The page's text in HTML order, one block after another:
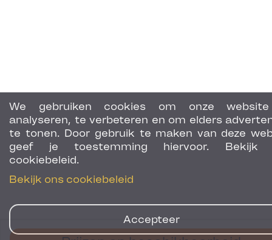
We gebruiken cookies om onze
analyseren, te verbeteren en om elders
te tonen. Door gebruik te maken van deze
geef je toestemming hiervoor. Bekijk
cookiebeleid.
Bekijk ons cookiebeleid
Accepteer